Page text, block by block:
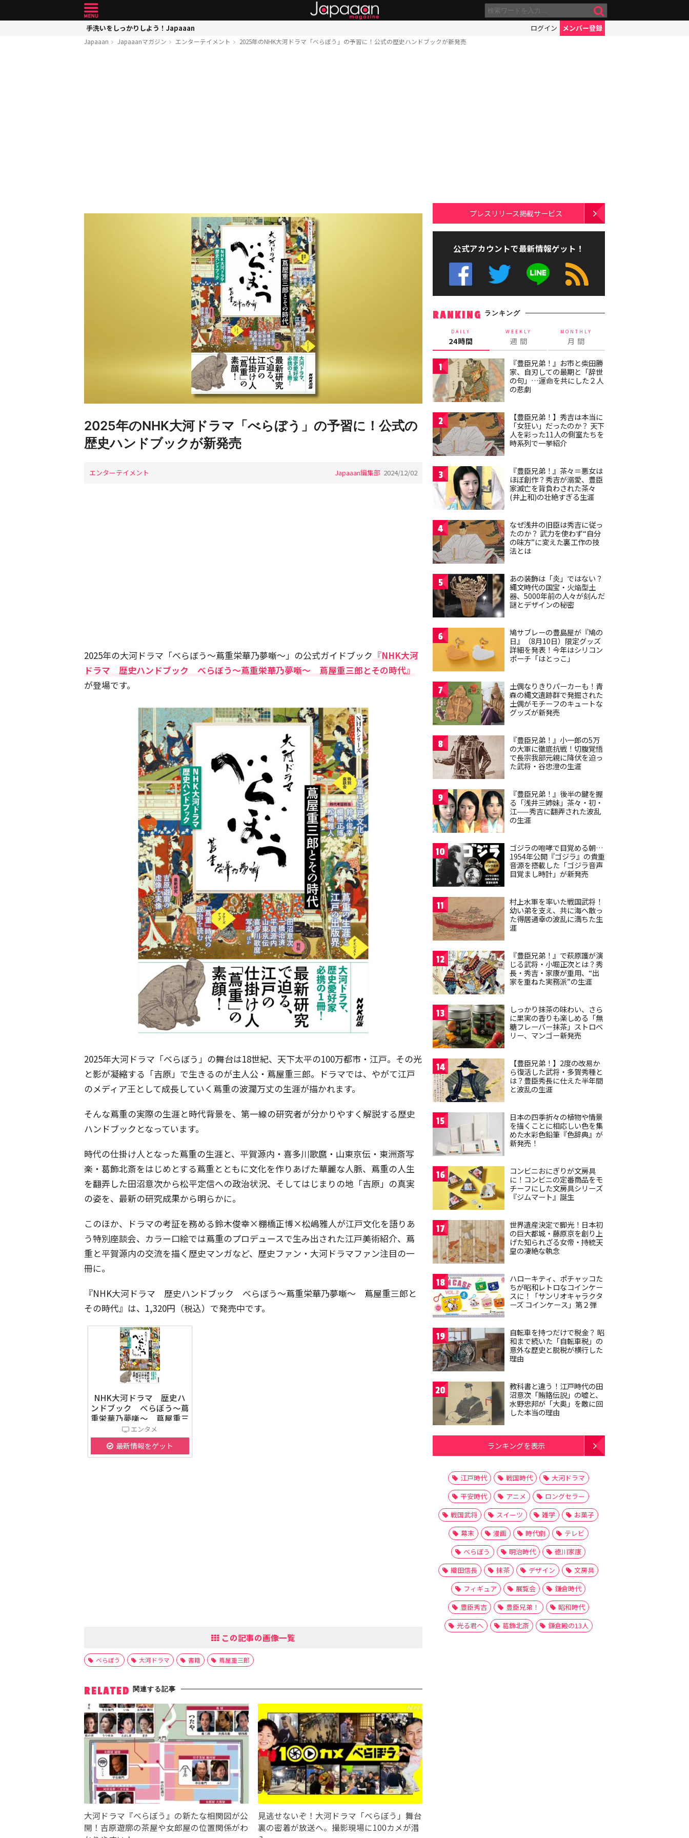
手洗いをしっかりしよう！Japaaan ログイン メンバー登録
Japaaan Japaaanマガジン エンターテイメント 2025年のNHK大河ドラマ「べらぼう」の予習に！公式の歴史ハンドブックが新発売
2025年のNHK大河ドラマ「べらぼう」の予習に！公式の
歴史ハンドブックが新発売
エンターテイメント Japaaan編集部 2024/12/02
2025年の大河ドラマ「べらぼう～蔦重栄華乃夢噺～」の公式ガイドブック 『NHK大河
ドラマ 歴史ハンドブック べらぼう～蔦重栄華乃夢噺～ 蔦屋重三郎とその時代』
が登場です。
2025年大河ドラマ「べらぼう」の舞台は18世紀、天下太平の100万都市・江戸。その光
と影が凝縮する「吉原」で生きるのが主人公・蔦屋重三郎。ドラマでは、やがて江戸
のメディア王として成長していく蔦重の波瀾万丈の生涯が描かれます。
そんな蔦重の実際の生涯と時代背景を、第一線の研究者が分かりやすく解説する歴史
ハンドブックとなっています。
時代の仕掛け人となった蔦重の生涯と、平賀源内・喜多川歌麿・山東京伝・東洲斎写
楽・葛飾北斎をはじめとする蔦重とともに文化を作りあげた華麗な人脈、蔦重の人生
を翻弄した田沼意次から松平定信への政治状況、そしてはじまりの地「吉原」の真実
の姿を、最新の研究成果から明らかに。
このほか、ドラマの考証を務める鈴木俊幸×棚橋正博×松嶋雅人が江戸文化を語りあ
う特別座談会、カラー口絵では蔦重のプロデュースで生み出された江戸美術紹介、蔦
重と平賀源内の交流を描く歴史マンガなど、歴史ファン・大河ドラマファン注目の一
冊に。
『NHK大河ドラマ 歴史ハンドブック べらぼう～蔦重栄華乃夢噺～ 蔦屋重三郎と
その時代』は、1,320円（税込）で発売中です。
NHK大河ドラマ 歴史ハ
ンドブック べらぼう～蔦
重栄華乃夢噺～ 蔦屋重三
郎とその時代
エンタメ
最新情報をゲット
この記事の画像一覧
べらぼう 大河ドラマ 書籍 蔦屋重三郎
RELATED 関連する記事
大河ドラマ『べらぼう』の新たな相関図が公
開！吉原遊廓の茶屋や女郎屋の位置関係がわ
見逃せないぞ！大河ドラマ「べらぼう」舞台
裏の密着が放送へ。撮影現場に100カメが潜
プレスリリース掲載サービス
公式アカウントで最新情報ゲット！
RANKING ランキング
DAILY
24時間
WEEKLY
週 間
MONTHLY
月 間
1
『豊臣兄弟！』お市と柴田勝
家、自刃しての最期と「辞世
の句」…運命を共にした２人
の悲劇
2
【豊臣兄弟！】秀吉は本当に
「女狂い」だったのか？ 天下
人を彩った11人の側室たちを
時系列で一挙紹介
3
『豊臣兄弟！』茶々＝悪女は
ほぼ創作？秀吉が溺愛、豊臣
家滅亡を背負わされた茶々
(井上和)の壮絶すぎる生涯
4
なぜ浅井の旧臣は秀吉に従っ
たのか？ 武力を使わず“自分
の味方”に変えた裏工作の技
法とは
5
あの装飾は「炎」ではない？
縄文時代の国宝・火焔型土
器、5000年前の人々が刻んだ
謎とデザインの秘密
6
鳩サブレーの豊島屋が『鳩の
日』（8月10日）限定グッズ
詳細を発表！今年はシリコン
ポーチ「はとっこ」
7
土偶なりきりパーカーも！青
森の縄文遺跡群で発掘された
土偶がモチーフのキュートな
グッズが新発売
8
『豊臣兄弟！』小一郎の5万
の大軍に徹底抗戦！切腹覚悟
で長宗我部元親に降伏を迫っ
た武将・谷忠澄の生涯
9
『豊臣兄弟！』後半の鍵を握
る「浅井三姉妹」茶々・初・
江——秀吉に翻弄された波乱
の生涯
10
ゴジラの咆哮で目覚める朝…
1954年公開『ゴジラ』の貴重
音源を搭載した「ゴジラ音声
目覚まし時計」が新発売
11
村上水軍を率いた戦国武将！
幼い弟を支え、共に海へ散っ
た得居通幸の波乱に満ちた生
涯
12
『豊臣兄弟！』で萩原護が演
じる武将・小堀正次とは？秀
長・秀吉・家康が重用、“出
家を重ねた実務派”の生涯
13
しっかり抹茶の味わい、さら
に果実の香りも楽しめる「無
糖フレーバー抹茶」ストロベ
リー、マンゴー新発売
14
【豊臣兄弟！】2度の改易か
ら復活した武将・多賀秀種と
は？豊臣秀長に仕えた半年間
と波乱の生涯
15
日本の四季折々の植物や情景
を描くことに相応しい色を集
めた水彩色鉛筆『色辞典』が
新発売！
16
コンビニおにぎりが文房具
に！コンビニの定番商品をモ
チーフにした文房具シリーズ
『ジムマート』誕生
17
世界遺産決定で脚光！日本初
の巨大都城・藤原京を創り上
げた知られざる女帝・持統天
皇の凄絶な執念
18
ハローキティ、ポチャッコた
ちが昭和レトロなコインケー
スに！「サンリオキャラクタ
ーズ コインケース」第２弾
19
自転車を持つだけで税金？ 昭
和まで続いた「自転車税」の
意外な歴史と脱税が横行した
理由
20
教科書と違う！江戸時代の田
沼意次「賄賂伝説」の嘘と、
水野忠邦が「大奥」を敵に回
した本当の理由
ランキングを表示
江戸時代 戦国時代
大河ドラマ
平安時代
アニメ
ロングセラー
戦国武将
スイーツ 雑学
お菓子
幕末
漫画 時代劇
テレビ
べらぼう
明治時代
徳川家康
織田信長
抹茶 デザイン
文房具
フィギュア
展覧会
鎌倉時代
豊臣秀吉
豊臣兄弟！
昭和時代
光る君へ
葛飾北斎 鎌倉殿の13人